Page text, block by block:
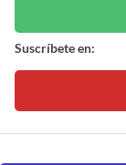
Suscríbete en: